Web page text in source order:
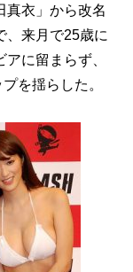
真衣」から改名
、来月で25歳に
に留まらず、
を揺らした。